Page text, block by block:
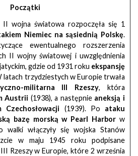
Początki
wojna światowa rozpoczęła się 1
Niemiec na sąsiednią Polskę.
ewentualnego rozszerzenia
II wojny światowej i uwzględnienia
gdzie od 1931 roku ekspansję
latach trzydziestych w Europie trwała
militarna III Rzeszy, która
Austrii (1938), a następnie aneksją i
(1939). Po ataku
bazę morską w Pearl Harbor w
włączyły się wojska Stanów
w maju 1945 roku podpisane
Rzeszy w Europie, które 2 września